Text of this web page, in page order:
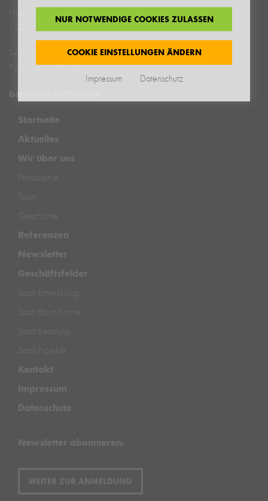
Tel.: 030 / 690 81 - 0
Fax: 030 / 690 81 - 111
berlin[at]stattbau.de
Startseite
Aktuelles
Wir über uns
Philosophie
Team
Geschichte
Referenzen
Newsletter
Geschäftsfelder
Stadt.Entwicklung
Stadt.Raum.Kirche
Stadt.Beratung
Stadt.Projekte
Kontakt
Impressum
Datenschutz
Newsletter abonnieren:
WEITER ZUR ANMELDUNG
NUR NOTWENDIGE COOKIES ZULASSEN
COOKIE EINSTELLUNGEN ÄNDERN
Impressum Datenschutz